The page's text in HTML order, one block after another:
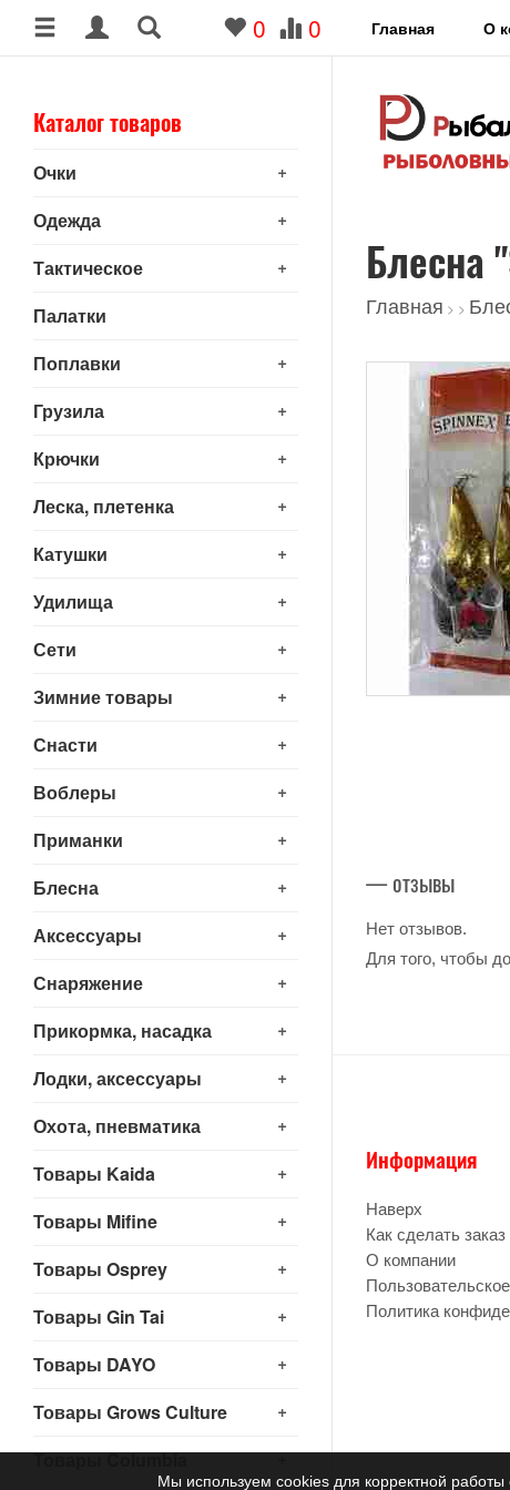
0 0 Главная О
Каталог товаров
+
Очки
+
Одежда
+
Тактическое
Палатки
+
Поплавки
+
Грузила
+
Крючки
+
Леска, плетенка
+
Катушки
+
Удилища
+
Сети
+
Зимние товары
+
Снасти
+
Воблеры
+
Приманки
+
Блесна
+
Аксессуары
+
Снаряжение
+
Прикормка, насадка
+
Лодки, аксессуары
+
Охота, пневматика
+
Товары Kaida
+
Товары Mifine
+
Товары Osprey
+
Товары Gin Tai
+
Товары DAYO
+
Товары Grows Culture
+
Товары Columbia
Блесна
Главная > >
— отзывы
Нет отзывов.
Для того, чтобы
Информация
Наверх
Как сделать заказ
О компании
Политика
Мы используем cookies для корректной работы